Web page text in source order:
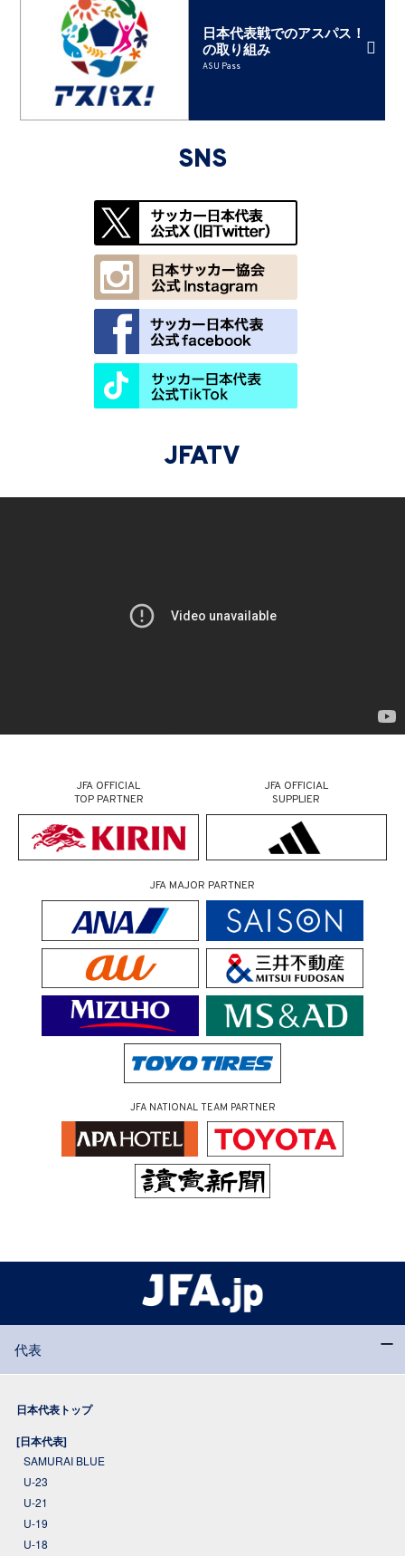
日本代表戦でのアスパス！
の取り組み
ASU Pass
SNS
JFATV
JFA OFFICIAL
TOP PARTNER
JFA OFFICIAL
SUPPLIER
JFA MAJOR PARTNER
JFA NATIONAL TEAM PARTNER
代表
日本代表トップ
[日本代表]
SAMURAI BLUE
U-23
U-21
U-19
U-18